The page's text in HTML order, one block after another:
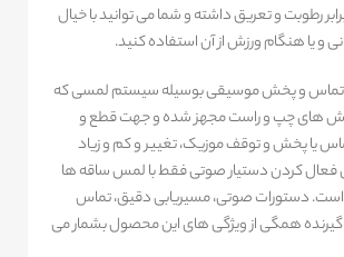
رطوبت و تعریق داشته و شما می توانید با خیال
و یا هنگام ورزش از آن استفاده کنید.
تماس و پخش موسیقی بوسیله سیستم لمسی که
های چپ و راست مجهز شده و جهت قطع و
یا پخش و توقف موزیک، تغییر و کم و زیاد
کردن دستیار صوتی فقط با لمس ساقه ها
است. دستورات صوتی، مسیریابی دقیق، تماس
همگی از ویژگی های این محصول بشمار می